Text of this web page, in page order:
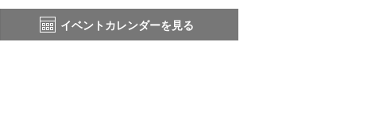
イベントカレンダーを見る